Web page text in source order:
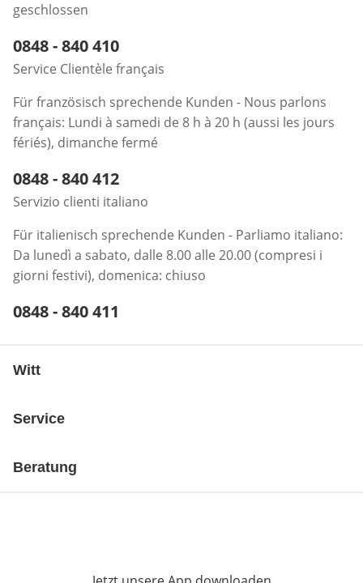
geschlossen
Telefonnummer:
0848 - 840 410
Service Clientèle français
Für französisch sprechende Kunden - Nous parlons
français: Lundi à samedi de 8 h à 20 h (aussi les jours
fériés), dimanche fermé
Telefonnummer:
0848 - 840 412
Servizio clienti italiano
Für italienisch sprechende Kunden - Parliamo italiano:
Da lunedì a sabato, dalle 8.00 alle 20.00 (compresi i
giorni festivi), domenica: chiuso
Telefonnummer:
0848 - 840 411
Witt
Service
Beratung